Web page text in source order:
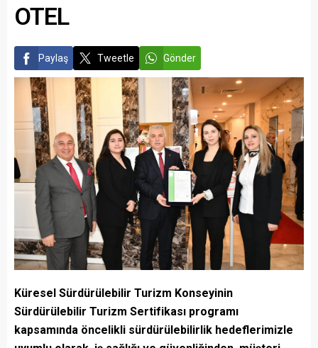
OTEL
Paylaş Tweetle Gönder
Küresel Sürdürülebilir Turizm Konseyinin
Sürdürülebilir Turizm Sertifikası programı
kapsamında öncelikli sürdürülebilirlik hedeflerimizle